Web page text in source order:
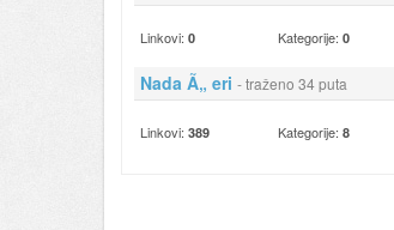
Linkovi: 0 Kategorije: 0
Nada Ã„ eri - traženo 34 puta
Linkovi: 389 Kategorije: 8